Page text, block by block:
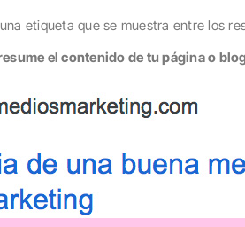
etiqueta que se muestra entre los
el contenido de tu página o